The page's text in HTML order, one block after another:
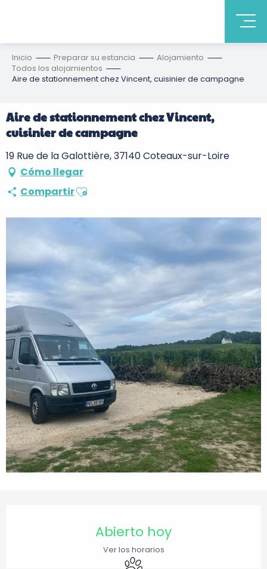
Inicio Preparar su estancia
Alojamiento
Todos los alojamientos
Aire de stationnement chez Vincent, cuisinier de campagne
Aire de stationnement chez Vincent,
cuisinier de campagne
19 Rue de la Galottière, 37140 Coteaux-sur-Loire
Cómo llegar
CompartirAjouter aux favoris
Abierto hoy
Ver los horarios
Se aceptan animales